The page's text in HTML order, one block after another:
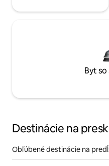
Byt
Destinácie na
Obľúbené destinácie na